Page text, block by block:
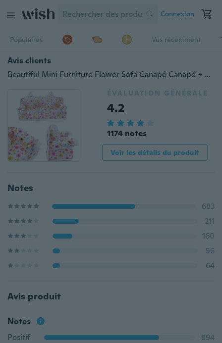
Connexion
Populaires Vus récemment
Avis clients
Beautiful Mini Furniture Flower Sofa Canapé Canapé + 2 Coussins Pour Accessoires Maison de Poupée
ÉVALUATION GÉNÉRALE
4.2
1174 notes
Voir les détails du produit
Notes
683
211
160
56
64
Avis produit
Notes
Positif
894